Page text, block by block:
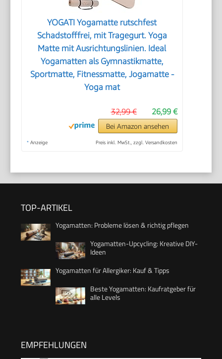
YOGATI Yogamatte rutschfest
Schadstofffrei, mit Tragegurt. Yoga
Matte mit Ausrichtungslinien. Ideal
Yogamatten als Gymnastikmatte,
Sportmatte, Fitnessmatte, Jogamatte -
Yoga mat
26,99 €
32,99 €
Bei Amazon ansehen
* Anzeige Preis inkl. MwSt., zzgl. Versandkosten
TOP-ARTIKEL
Yogamatten: Probleme lösen & richtig pflegen
Yogamatten-Upcycling: Kreative DIY-
Ideen
Yogamatten für Allergiker: Kauf & Tipps
Beste Yogamatten: Kaufratgeber für
alle Levels
EMPFEHLUNGEN